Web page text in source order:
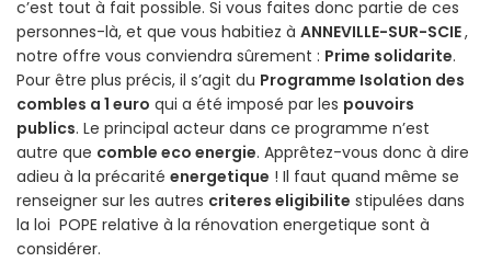
c’est tout à fait possible. Si vous faites donc partie de ces
personnes-là, et que vous habitiez à ANNEVILLE-SUR-SCIE,
notre offre vous conviendra sûrement : Prime solidarite.
Pour être plus précis, il s’agit du Programme Isolation des
combles a 1 euro qui a été imposé par les pouvoirs
publics. Le principal acteur dans ce programme n’est
autre que comble eco energie. Apprêtez-vous donc à dire
adieu à la précarité energetique ! Il faut quand même se
renseigner sur les autres criteres eligibilite stipulées dans
la loi POPE relative à la rénovation energetique sont à
considérer.